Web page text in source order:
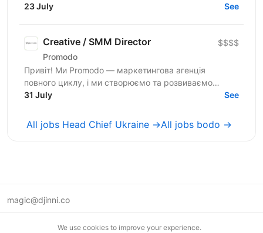
проєктів у сфері безпілотних авіаційних систем. Ми
23 July See
Creative / SMM Director
Promodo
$$$$
Привіт! Ми Promodo — маркетингова агенція
повного циклу, і ми створюємо та розвиваємо
лідерів ринку. Працюємо з великими клієнтами,
31 July See
All jobs Head Chief Ukraine →All jobs bodo →
magic@djinni.co
We use cookies to improve your experience.